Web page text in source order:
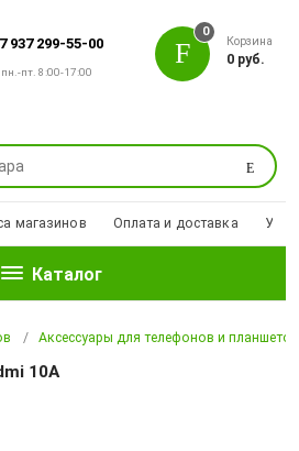
937 299-55-00
пн.-пт. 8:00-17:00
Поиск
0
Корзина
0 руб.
магазинов Оплата и доставка
Каталог
Аксессуары для телефонов и планшетов
10A